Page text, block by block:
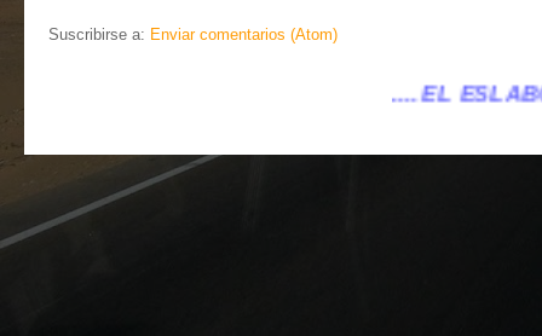
Suscribirse a: Enviar comentarios (Atom)
.... EL ESLABÓN VILLENA ...